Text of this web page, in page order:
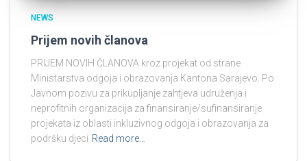
NEWS
Prijem novih članova
PRIJEM NOVIH ČLANOVA kroz projekat od strane
Ministarstva odgoja i obrazovanja Kantona Sarajevo. Po
Javnom pozivu za prikupljanje zahtjeva udruženja i
neprofitnih organizacija za finansiranje/sufinansiranje
projekata iz oblasti inkluzivnog odgoja i obrazovanja za
podršku djeci Read more…